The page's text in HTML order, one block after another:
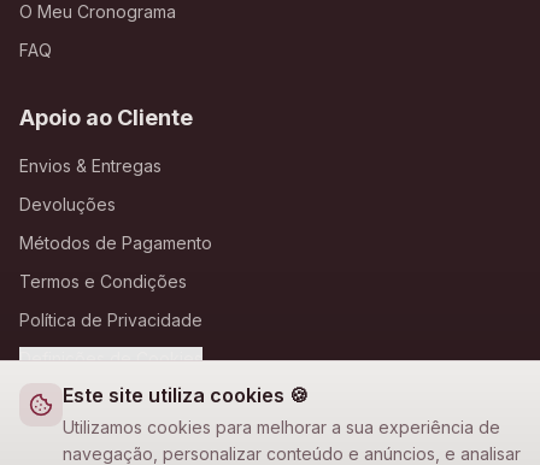
Este site utiliza cookies 🍪
Utilizamos cookies para melhorar a sua experiência de
navegação, personalizar conteúdo e anúncios, e analisar
O Meu Cronograma
FAQ
Apoio ao Cliente
Envios & Entregas
Devoluções
Métodos de Pagamento
Termos e Condições
Política de Privacidade
Definições de Cookies
A Loja Nova